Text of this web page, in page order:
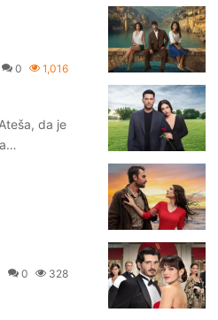
0 1,016
da je
0 328